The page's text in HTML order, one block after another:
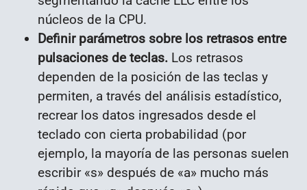
núcleos de la CPU.
Definir parámetros sobre los retrasos entre
pulsaciones de teclas. Los retrasos
dependen de la posición de las teclas y
permiten, a través del análisis estadístico,
recrear los datos ingresados ​​desde el
teclado con cierta probabilidad (por
ejemplo, la mayoría de las personas suelen
escribir «s» después de «a» mucho más